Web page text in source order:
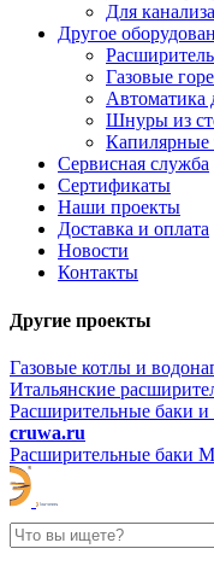
Для
Другое
Газовые
Автоматика
Шнуры из
Капилярные
Сервисная служба
Сертификаты
Наши проекты
Доставка и оплата
Новости
Контакты
Другие проекты
Газовые котлы и
Итальянские
Расширительные баки и
cruwa.ru
Расширительные баки